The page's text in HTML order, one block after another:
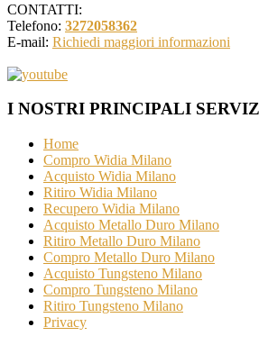
CONTATTI:
Telefono: 3272058362
E-mail: Richiedi maggiori informazioni
I NOSTRI PRINCIPALI
Home
Compro Widia Milano
Acquisto Widia Milano
Ritiro Widia Milano
Recupero Widia Milano
Acquisto Metallo Duro Milano
Ritiro Metallo Duro Milano
Compro Metallo Duro Milano
Acquisto Tungsteno Milano
Compro Tungsteno Milano
Ritiro Tungsteno Milano
Privacy